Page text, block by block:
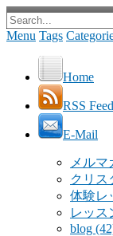
Menu Tags
Home
RSS Feed
E-Mail
メル
クリス
体験レ
レッス
blog